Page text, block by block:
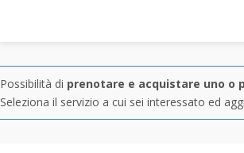
Possibilità di prenotare e acquistare uno o
Seleziona il servizio a cui sei interessato ed